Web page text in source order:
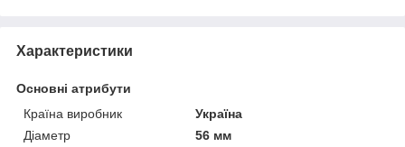
Характеристики
Основні атрибути
Країна виробник
Україна
Діаметр
56 мм